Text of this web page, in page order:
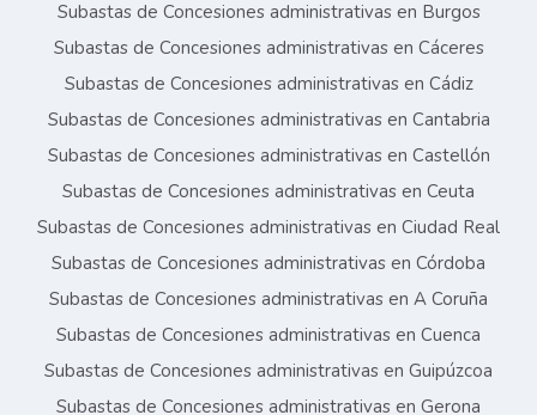
Subastas de Concesiones administrativas en Burgos
Subastas de Concesiones administrativas en Cáceres
Subastas de Concesiones administrativas en Cádiz
Subastas de Concesiones administrativas en Cantabria
Subastas de Concesiones administrativas en Castellón
Subastas de Concesiones administrativas en Ceuta
Subastas de Concesiones administrativas en Ciudad Real
Subastas de Concesiones administrativas en Córdoba
Subastas de Concesiones administrativas en A Coruña
Subastas de Concesiones administrativas en Cuenca
Subastas de Concesiones administrativas en Guipúzcoa
Subastas de Concesiones administrativas en Gerona